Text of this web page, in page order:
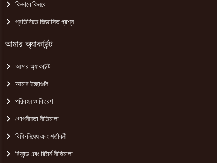
কিভাবে কিনবো
প্রতিনিয়ত জিজ্ঞাসিত প্রশ্ন
আমার অ্যাকাউন্ট
আমার অ্যাকাউন্ট
আমার ইচ্ছাগুলি
পরিবহন ও বিতরণ
গোপনীয়তা নীতিমালা
বিধি-নিষেধ এবং শর্তাবলী
রিফান্ড এবং রিটার্ন নীতিমালা